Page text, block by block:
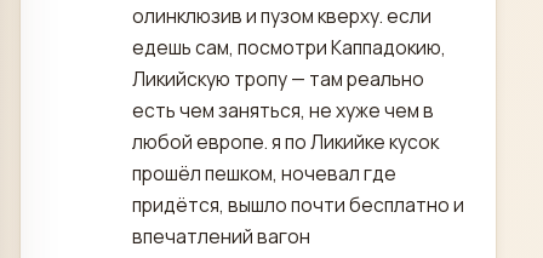
олинклюзив и пузом кверху. если
едешь сам, посмотри Каппадокию,
Ликийскую тропу — там реально
есть чем заняться, не хуже чем в
любой европе. я по Ликийке кусок
прошёл пешком, ночевал где
придётся, вышло почти бесплатно и
впечатлений вагон